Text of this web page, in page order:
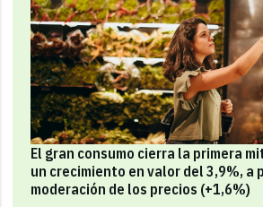
El gran consumo cierra la primera
un crecimiento en valor del 3,9%, a
moderación de los precios (+1,6%)